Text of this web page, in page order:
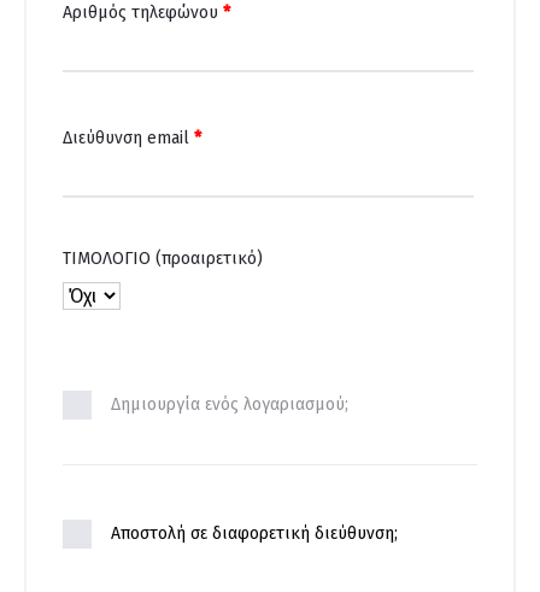
Αριθμός τηλεφώνου *
Διεύθυνση email *
ΤΙΜΟΛΟΓΙΟ (προαιρετικό)
Δημιουργία ενός λογαριασμού;
Αποστολή σε διαφορετική διεύθυνση;